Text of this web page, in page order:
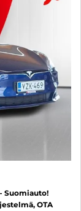
Suomiauto!
OTA